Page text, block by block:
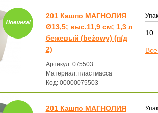
201 Кашпо МАГНОЛИЯ
Ø13,5; выс.11,9 см; 1,3 л
бежевый (beżowy) (п/д
2)
Артикул: 075503
Материал: пластмасса
Код: 00000075503
10
201 Кашпо МАГНОЛИЯ